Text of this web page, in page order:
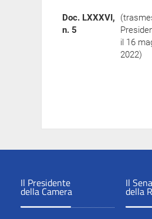
Doc. LXXXVI,
n. 5
il 16
2022)
Il Presidente
della Camera
Il
della